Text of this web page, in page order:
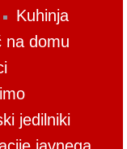
Kuhinja
na domu
jedilniki